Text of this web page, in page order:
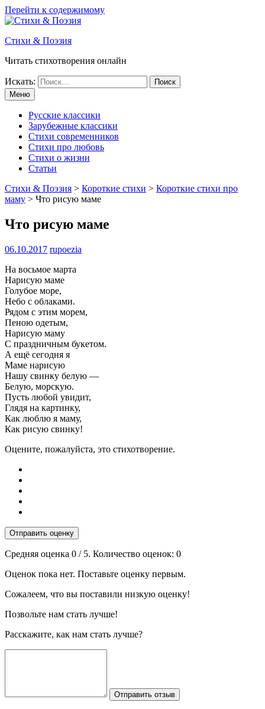
Перейти к содержимому
Стихи & Поэзия
Читать стихотворения онлайн
Искать:
Меню
Русские классики
Зарубежные классики
Стихи современников
Стихи про любовь
Стихи о жизни
Статьи
Стихи & Поэзия > Короткие стихи > Короткие стихи про
маму > Что рисую маме
Что рисую маме
06.10.2017 rupoezia
На восьмое марта
Нарисую маме
Голубое море,
Небо с облаками.
Рядом с этим морем,
Пеною одетым,
Нарисую маму
С праздничным букетом.
А ещё сегодня я
Маме нарисую
Нашу свинку белую —
Белую, морскую.
Пусть любой увидит,
Глядя на картинку,
Как люблю я маму,
Как рисую свинку!
Оцените, пожалуйста, это стихотворение.
Отправить оценку
Средняя оценка 0 / 5. Количество оценок: 0
Оценок пока нет. Поставьте оценку первым.
Сожалеем, что вы поставили низкую оценку!
Позвольте нам стать лучше!
Расскажите, как нам стать лучше?
Отправить отзыв